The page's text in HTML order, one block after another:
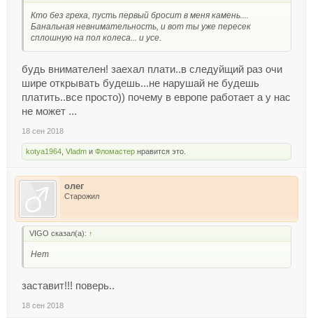
Кто без греха, пусть первый бросит в меня камень....
Банальная невнимательность, и вот ты уже пересек
сплошную на пол колеса... и усе.
будь внимателен! заехал плати..в следуйщий раз очи
шире открывать будешь...не нарушай не будешь
платить..все просто)) почему в европе работает а у нас
не может ...
18 сен 2018
kotya1964 Vladm и Фломастер нравится это.
олег
Старожил
VIGO сказал(а): ↑
Нет
заставит!!! поверь..
18 сен 2018